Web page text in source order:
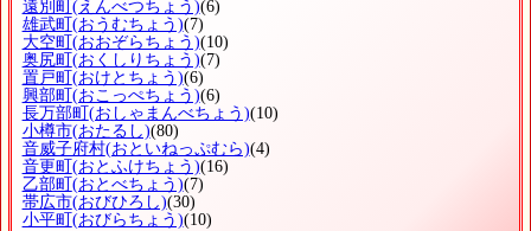
遠別町 (えんべつちょう)(6)
雄武町 (おうむちょう)(7)
大空町 (おおぞらちょう)(10)
奥尻町 (おくしりちょう)(7)
置戸町 (おけとちょう)(6)
興部町 (おこっぺちょう)(6)
長万部町 (おしゃまんべちょう)(10)
小樽市(おたるし)(80)
音威子府村(おといねっぷむら)(4)
音更町 (おとふけちょう)(16)
乙部町 (おとべちょう)(7)
帯広市(おびひろし)(30)
小平町 (おびらちょう)(10)